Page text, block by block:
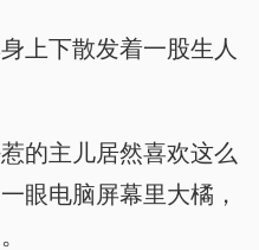
上下散发着一股生人
的主儿居然喜欢这么
眼电脑屏幕里大橘，